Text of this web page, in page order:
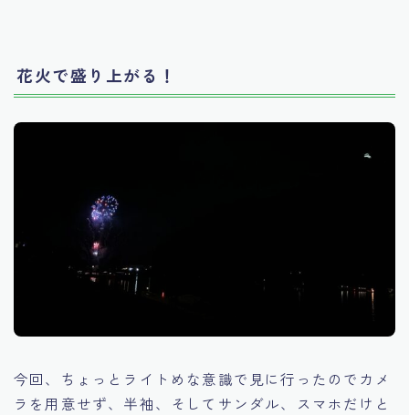
花火で盛り上がる！
今回、ちょっとライトめな意識で見に行ったのでカメ
ラを用意せず、半袖、そしてサンダル、スマホだけと